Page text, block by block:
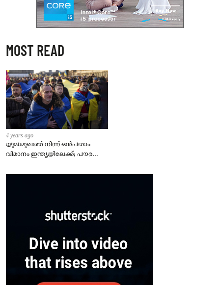
MOST READ
4 years ago
യുദ്ധമുഖത്ത് നിന്ന് ഒൻപതാം
വിമാനം ഇന്ത്യയിലേക്ക്; പൗരന്മാർ
– കേന്ദ്രം